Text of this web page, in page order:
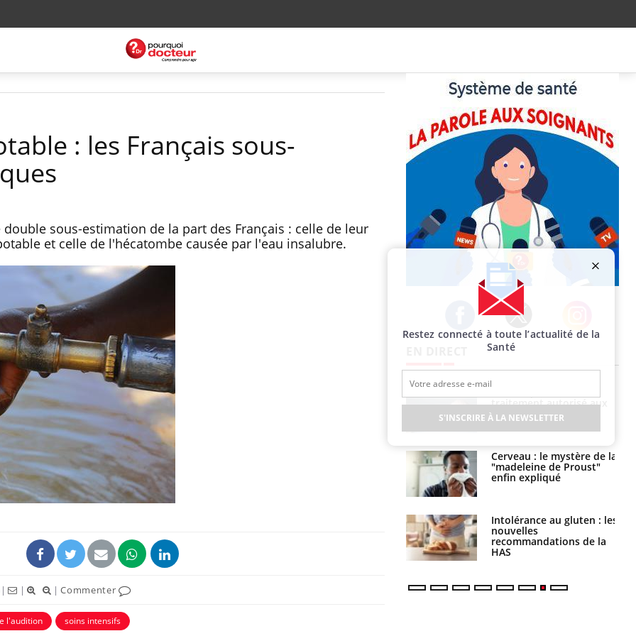
: les Français sous-
sous-estimation de la part des Français : celle de leur
et celle de l'hécatombe causée par l'eau insalubre.
| | |Commenter
l'audition soins intensifs
Facebook Twitter Instagram
Mordue par une tique en
vacances, elle reste dans
le coma pendant 42 jours
Mordue par un
barracuda, une petite fille
secourue grâce à un
réflexe essentiel
contamination ?
une nouvelle arme contre traitement autorisé aux
États-Unis ?
Cerveau : le mystère de la
"madeleine de Proust"
enfin expliqué
Intolérance au gluten : les
nouvelles
recommandations de la
HAS
Restez connecté à toute l’actualité de la
Santé
S'INSCRIRE À LA NEWSLETTER